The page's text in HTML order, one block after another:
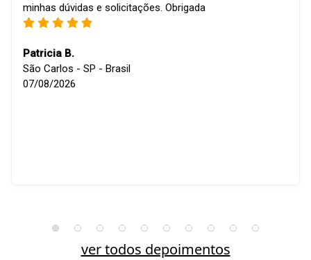
minhas dúvidas e solicitações. Obrigada
Patricia B.
São Carlos - SP - Brasil
07/08/2026
ver todos depoimentos